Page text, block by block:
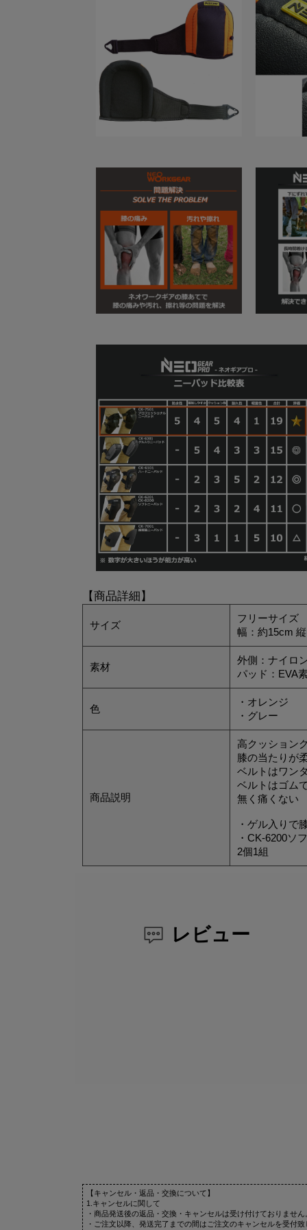
【商品詳細】
サイズ
フリーサイズ
幅：約15cm
素材
外側：ナイロ
パッド：EVA
色
・オレンジ
・グレー
商品説明
高クッション
膝の当たりが
ベルトはワン
ベルトはゴム
無く痛くない
・ゲル入りで
・CK-6200ソ
2個1組
レビュー
【キャンセル・返品・交換について】
1.キャンセルに関して
・商品発送後の返品・交換・キャンセルは受け付けておりません
・ご注文以降、発送完了までの間はご注文のキャンセルを受付致